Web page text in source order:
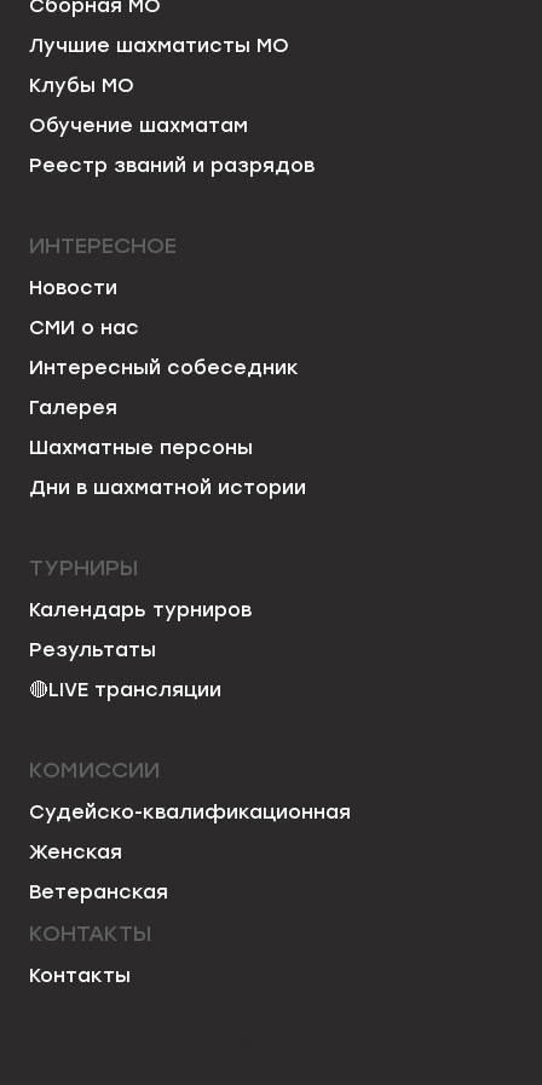
Сборная МО
Лучшие шахматисты МО
Клубы МО
Обучение шахматам
Реестр званий и разрядов
ИНТЕРЕСНОЕ
Новости
СМИ о нас
Интересный собеседник
Галерея
Шахматные персоны
Дни в шахматной истории
ТУРНИРЫ
Календарь турниров
Результаты
🔴LIVE трансляции
КОМИССИИ
Судейско-квалификационная
Женская
Ветеранская
КОНТАКТЫ
Контакты